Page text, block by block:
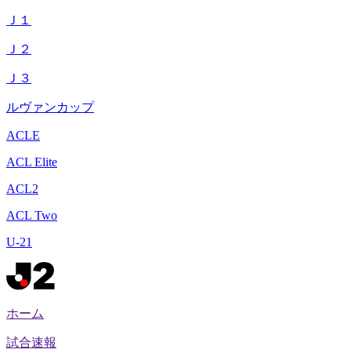
Ｊ１
Ｊ２
Ｊ３
ルヴァンカップ
ACLE
ACL Elite
ACL2
ACL Two
U-21
ホーム
試合速報